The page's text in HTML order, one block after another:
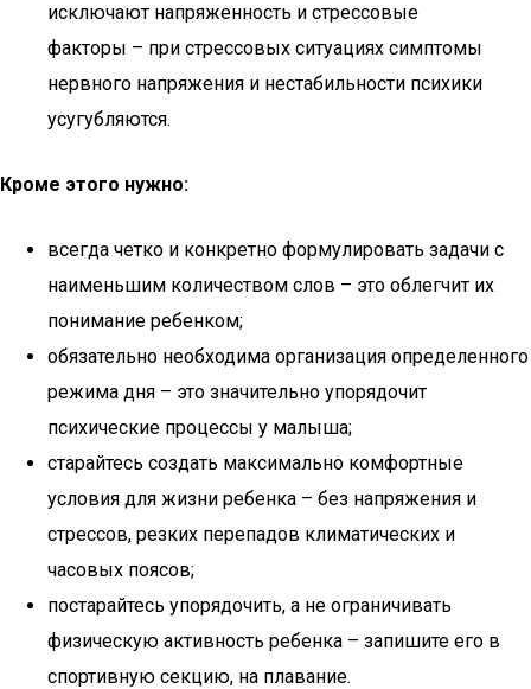
исключают напряженность и стрессовые
факторы – при стрессовых ситуациях симптомы
нервного напряжения и нестабильности психики
усугубляются.
Кроме этого нужно:
всегда четко и конкретно формулировать задачи с
наименьшим количеством слов – это облегчит их
понимание ребенком;
обязательно необходима организация определенного
режима дня – это значительно упорядочит
психические процессы у малыша;
старайтесь создать максимально комфортные
условия для жизни ребенка – без напряжения и
стрессов, резких перепадов климатических и
часовых поясов;
постарайтесь упорядочить, а не ограничивать
физическую активность ребенка – запишите его в
спортивную секцию, на плавание.